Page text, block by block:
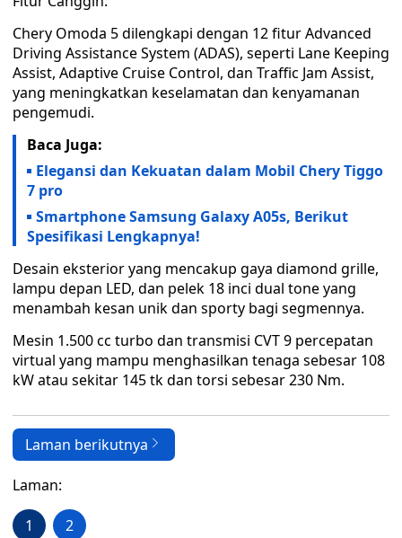
Chery Omoda 5 dilengkapi dengan 12 fitur Advanced
Driving Assistance System (ADAS), seperti Lane Keeping
Assist, Adaptive Cruise Control, dan Traffic Jam Assist,
yang meningkatkan keselamatan dan kenyamanan
pengemudi.
Baca Juga:
Elegansi dan Kekuatan dalam Mobil Chery Tiggo
7 pro
Smartphone Samsung Galaxy A05s, Berikut
Spesifikasi Lengkapnya!
Desain eksterior yang mencakup gaya diamond grille,
lampu depan LED, dan pelek 18 inci dual tone yang
menambah kesan unik dan sporty bagi segmennya.
Mesin 1.500 cc turbo dan transmisi CVT 9 percepatan
virtual yang mampu menghasilkan tenaga sebesar 108
kW atau sekitar 145 tk dan torsi sebesar 230 Nm.
Laman berikutnya
Laman:
1 2